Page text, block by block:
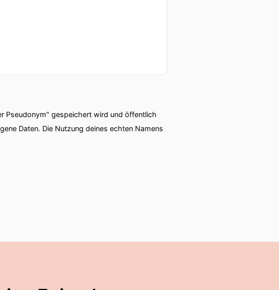
Pseudonym" gespeichert wird und öffentlich
Daten. Die Nutzung deines echten Namens